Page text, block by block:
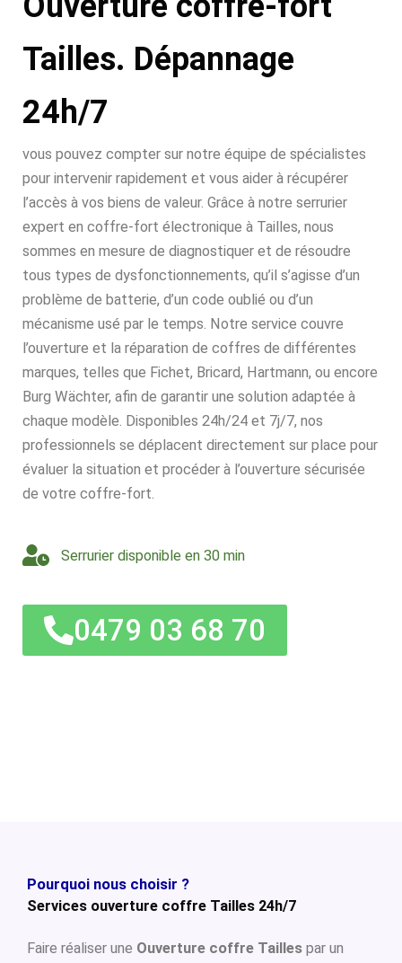
Tailles. Dépannage
24h/7
vous pouvez compter sur notre équipe de spécialistes
pour intervenir rapidement et vous aider à récupérer
l’accès à vos biens de valeur. Grâce à notre serrurier
expert en coffre-fort électronique à Tailles, nous
sommes en mesure de diagnostiquer et de résoudre
tous types de dysfonctionnements, qu’il s’agisse d’un
problème de batterie, d’un code oublié ou d’un
mécanisme usé par le temps. Notre service couvre
l’ouverture et la réparation de coffres de différentes
marques, telles que Fichet, Bricard, Hartmann, ou encore
Burg Wächter, afin de garantir une solution adaptée à
chaque modèle. Disponibles 24h/24 et 7j/7, nos
professionnels se déplacent directement sur place pour
évaluer la situation et procéder à l’ouverture sécurisée
de votre coffre-fort.
Serrurier disponible en 30 min
0479 03 68 70
Pourquoi nous choisir ?
Services ouverture coffre Tailles 24h/7
Faire réaliser une Ouverture coffre Tailles par un